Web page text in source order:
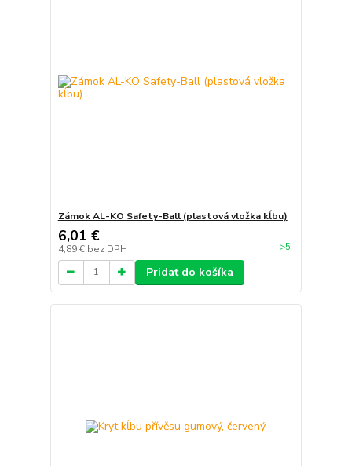
Zámok AL-KO Safety-Ball (plastová vložka kĺbu)
6,01 €
4,89 € bez DPH >5
Pridať do košíka